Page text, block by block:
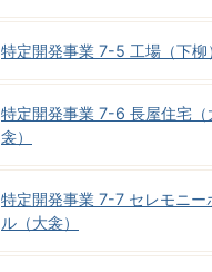
特定開発事業 7-5 工場（下柳
特定開発事業 7-6 長屋住宅（
衾）
特定開発事業 7-7 セレモニー
ル（大衾）